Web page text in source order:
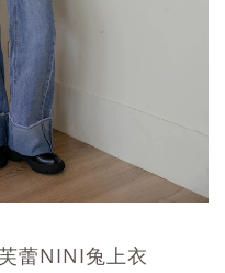
蕾NINI兔上衣